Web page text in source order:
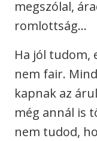
megszólal,
romlottság…
Ha jól tudom,
nem fair.
kapnak az
még annál is
nem tudod,